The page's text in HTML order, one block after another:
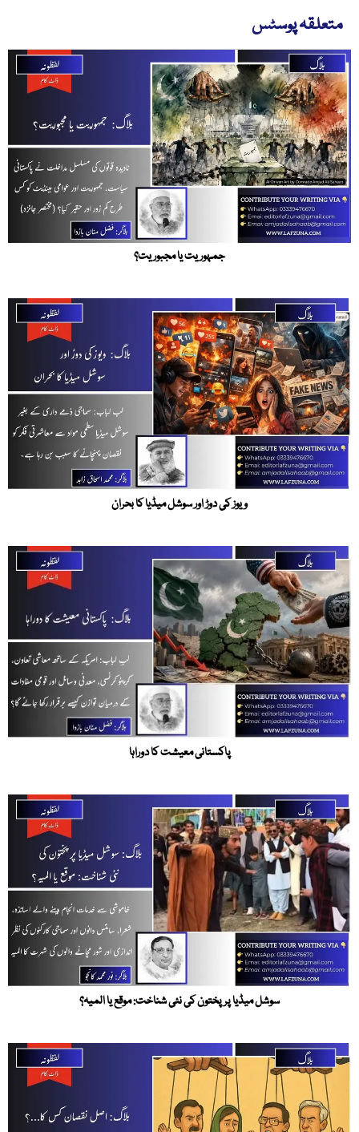
متعلقہ پوسٹس
جمہوریت یا مجبوریت؟
ویوز کی دوڑ اور سوشل میڈیا کا بحران
پاکستانی معیشت کا دوراہا
سوشل میڈیا پر پختون کی نئی شناخت: موقع یا المیہ؟